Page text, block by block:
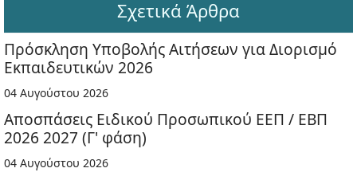
Σχετικά Άρθρα
Πρόσκληση Υποβολής Αιτήσεων για Διορισμό
Εκπαιδευτικών 2026
04 Αυγούστου 2026
Αποσπάσεις Ειδικού Προσωπικού ΕΕΠ / ΕΒΠ
2026 2027 (Γ' φάση)
04 Αυγούστου 2026